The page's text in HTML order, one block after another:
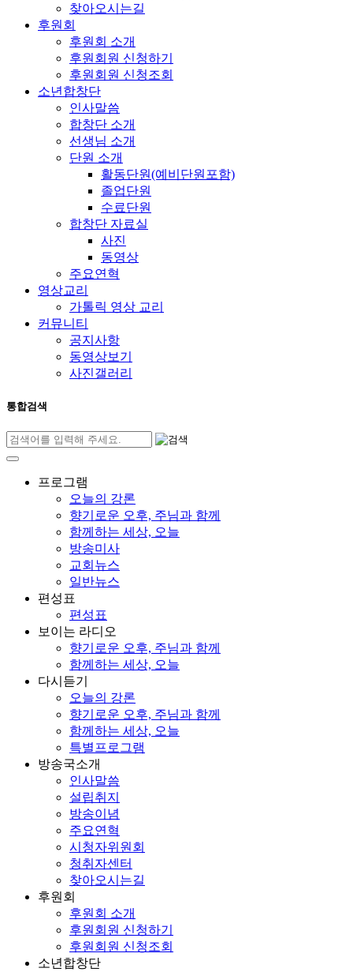
찾아오시는길
후원회
후원회 소개
후원회원 신청하기
후원회원 신청조회
소년합창단
인사말씀
합창단 소개
선생님 소개
단원 소개
활동단원(예비단원포함)
졸업단원
수료단원
합창단 자료실
사진
동영상
주요연혁
영상교리
가톨릭 영상 교리
커뮤니티
공지사항
동영상보기
사진갤러리
통합검색
프로그램
오늘의 강론
향기로운 오후, 주님과 함께
함께하는 세상, 오늘
방송미사
교회뉴스
일반뉴스
편성표
편성표
보이는 라디오
향기로운 오후, 주님과 함께
함께하는 세상, 오늘
다시듣기
오늘의 강론
향기로운 오후, 주님과 함께
함께하는 세상, 오늘
특별프로그램
방송국소개
인사말씀
설립취지
방송이념
주요연혁
시청자위원회
청취자센터
찾아오시는길
후원회
후원회 소개
후원회원 신청하기
후원회원 신청조회
소년합창단